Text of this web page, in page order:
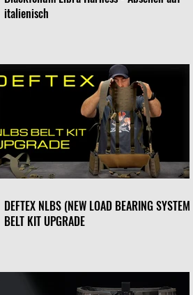
italienisch
DEFTEX NLBS (NEW LOAD BEARING SYSTEM) -
BELT KIT UPGRADE